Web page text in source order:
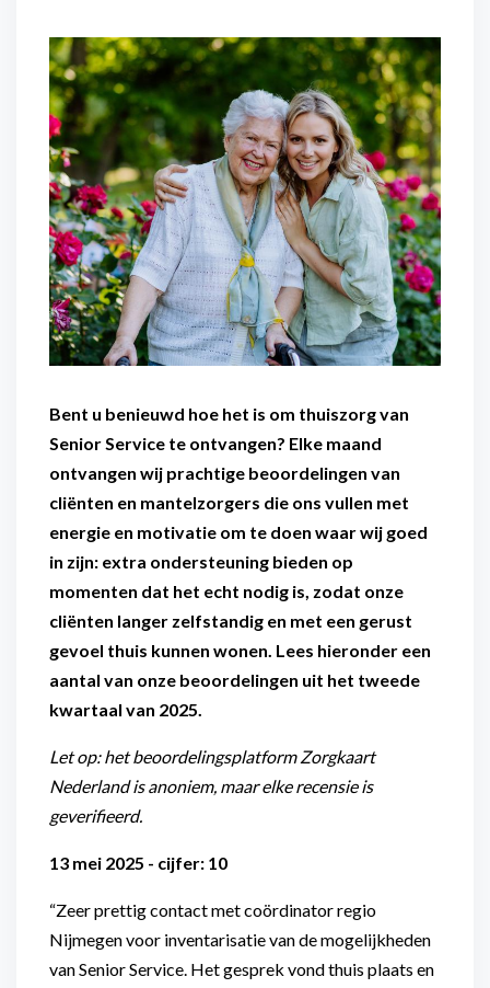
Diensten voor
organisaties
Maaltijdondersteuning
Mantelzorger van de zaak
Altijd in de buurt
Snel geregeld
Bent u benieuwd hoe het is om thuiszorg van
Senior Service te ontvangen? Elke maand
ontvangen wij prachtige beoordelingen van
cliënten en mantelzorgers die ons vullen met
energie en motivatie om te doen waar wij goed
in zijn: extra ondersteuning bieden op
momenten dat het echt nodig is, zodat onze
cliënten langer zelfstandig en met een gerust
gevoel thuis kunnen wonen. Lees hieronder een
aantal van onze beoordelingen uit het tweede
kwartaal van 2025.
Let op: het beoordelingsplatform Zorgkaart
Nederland is anoniem, maar elke recensie is
geverifieerd.
13 mei 2025 - cijfer: 10
“Zeer prettig contact met coördinator regio
Nijmegen voor inventarisatie van de mogelijkheden
van Senior Service. Het gesprek vond thuis plaats en